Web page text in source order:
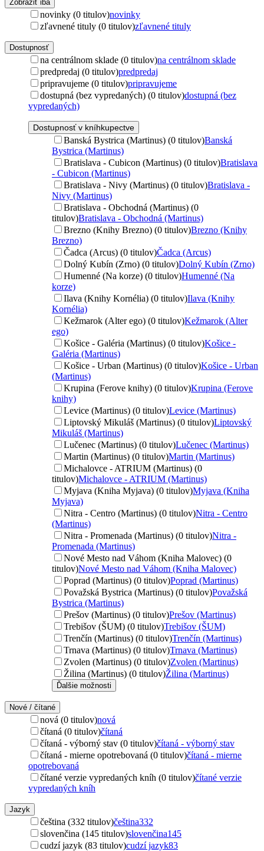
Zobraziť iba
novinky (0 titulov)novinky
zľavnené tituly (0 titulov)zľavnené tituly
Dostupnosť
na centrálnom sklade (0 titulov)na centrálnom sklade
predpredaj (0 titulov)predpredaj
pripravujeme (0 titulov)pripravujeme
dostupná (bez vypredaných) (0 titulov)dostupná (bez
vypredaných)
Dostupnosť v kníhkupectve
Banská Bystrica (Martinus) (0 titulov)Banská
Bystrica (Martinus)
Bratislava - Cubicon (Martinus) (0 titulov)Bratislava
- Cubicon (Martinus)
Bratislava - Nivy (Martinus) (0 titulov)Bratislava -
Nivy (Martinus)
Bratislava - Obchodná (Martinus) (0
titulov)Bratislava - Obchodná (Martinus)
Brezno (Knihy Brezno) (0 titulov)Brezno (Knihy
Brezno)
Čadca (Arcus) (0 titulov)Čadca (Arcus)
Dolný Kubín (Zrno) (0 titulov)Dolný Kubín (Zrno)
Humenné (Na korze) (0 titulov)Humenné (Na
korze)
Ilava (Knihy Kornélia) (0 titulov)Ilava (Knihy
Kornélia)
Kežmarok (Alter ego) (0 titulov)Kežmarok (Alter
ego)
Košice - Galéria (Martinus) (0 titulov)Košice -
Galéria (Martinus)
Košice - Urban (Martinus) (0 titulov)Košice - Urban
(Martinus)
Krupina (Ferove knihy) (0 titulov)Krupina (Ferove
knihy)
Levice (Martinus) (0 titulov)Levice (Martinus)
Liptovský Mikuláš (Martinus) (0 titulov)Liptovský
Mikuláš (Martinus)
Lučenec (Martinus) (0 titulov)Lučenec (Martinus)
Martin (Martinus) (0 titulov)Martin (Martinus)
Michalovce - ATRIUM (Martinus) (0
titulov)Michalovce - ATRIUM (Martinus)
Myjava (Kniha Myjava) (0 titulov)Myjava (Kniha
Myjava)
Nitra - Centro (Martinus) (0 titulov)Nitra - Centro
(Martinus)
Nitra - Promenada (Martinus) (0 titulov)Nitra -
Promenada (Martinus)
Nové Mesto nad Váhom (Kniha Malovec) (0
titulov)Nové Mesto nad Váhom (Kniha Malovec)
Poprad (Martinus) (0 titulov)Poprad (Martinus)
Považská Bystrica (Martinus) (0 titulov)Považská
Bystrica (Martinus)
Prešov (Martinus) (0 titulov)Prešov (Martinus)
Trebišov (ŠUM) (0 titulov)Trebišov (ŠUM)
Trenčín (Martinus) (0 titulov)Trenčín (Martinus)
Trnava (Martinus) (0 titulov)Trnava (Martinus)
Zvolen (Martinus) (0 titulov)Zvolen (Martinus)
Žilina (Martinus) (0 titulov)Žilina (Martinus)
Ďalšie možnosti
Nové / čítané
nová (0 titulov)nová
čítaná (0 titulov)čítaná
čítaná - výborný stav (0 titulov)čítaná - výborný stav
čítaná - mierne opotrebovaná (0 titulov)čítaná - mierne
opotrebovaná
čítané verzie vypredaných kníh (0 titulov)čítané verzie
vypredaných kníh
Jazyk
čeština (332 titulov)čeština332
slovenčina (145 titulov)slovenčina145
cudzí jazyk (83 titulov)cudzí jazyk83